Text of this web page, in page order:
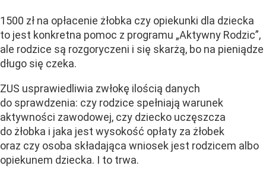
1500 zł na opłacenie żłobka czy opiekunki dla dziecka
to jest konkretna pomoc z programu „Aktywny Rodzic”,
ale rodzice są rozgoryczeni i się skarżą, bo na pieniądze
długo się czeka.
ZUS usprawiedliwia zwłokę ilością danych
do sprawdzenia: czy rodzice spełniają warunek
aktywności zawodowej, czy dziecko uczęszcza
do żłobka i jaka jest wysokość opłaty za żłobek
oraz czy osoba składająca wniosek jest rodzicem albo
opiekunem dziecka. I to trwa.